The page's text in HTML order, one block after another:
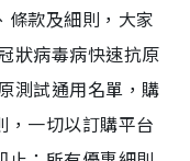
條款及細則，大家
狀病毒病快速抗原
測試通用名單，購
，一切以訂購平台